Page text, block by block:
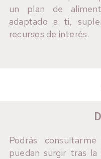
un plan de
adaptado a ti,
recursos de interés.
Podrás
puedan surgir tras